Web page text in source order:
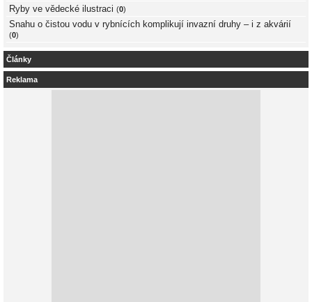
Ryby ve vědecké ilustraci (0)
Snahu o čistou vodu v rybnících komplikují invazní druhy – i z akvárií
(0)
Články
Reklama